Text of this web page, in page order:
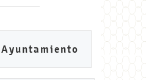
Ayuntamiento